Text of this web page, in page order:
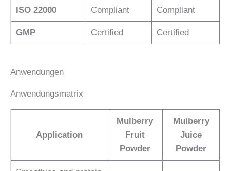
ISO 22000 Compliant Compliant
GMP Certified Certified
Anwendungen
Anwendungsmatrix
Application
Mulberry
Fruit
Powder
Mulberry
Juice
Powder